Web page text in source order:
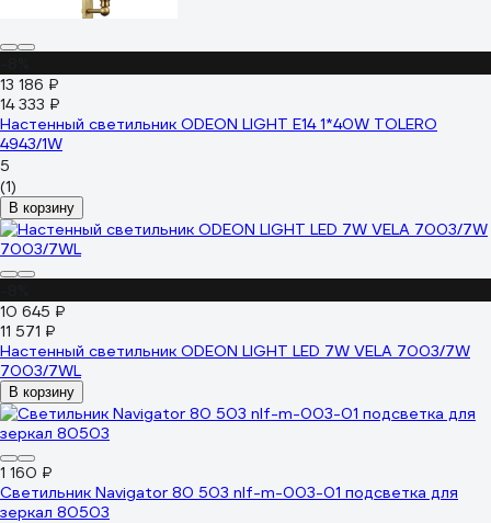
13 186 ₽
14 333 ₽
Настенный светильник ODEON LIGHT E14 1*40W TOLERO
4943/1W
5
(1)
В корзину
10 645 ₽
11 571 ₽
Настенный светильник ODEON LIGHT LED 7W VELA 7003/7W
7003/7WL
В корзину
1 160 ₽
Светильник Navigator 80 503 nlf-m-003-01 подсветка для
зеркал 80503